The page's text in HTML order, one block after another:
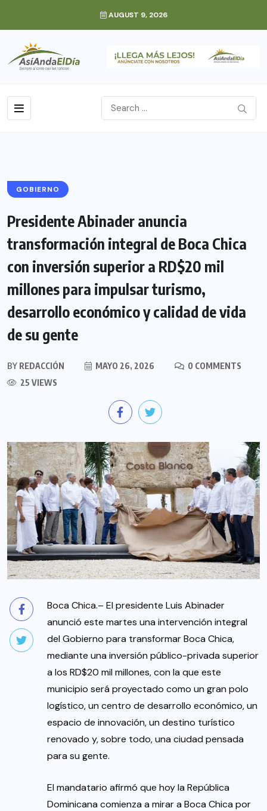
AUGUST 9, 2026
GOBIERNO
Presidente Abinader anuncia
transformación integral de Boca Chica
con inversión superior a RD$20 mil
millones para impulsar turismo,
desarrollo económico y calidad de vida
de su gente
BY REDACCIÓN MAYO 26, 2026
0 COMMENTS
25 VIEWS
Boca Chica.– El presidente Luis Abinader
anunció este martes una intervención integral
del Gobierno para transformar Boca Chica,
mediante una inversión público-privada superior
a los RD$20 mil millones, con la que este
municipio será proyectado como un gran polo
logístico, un centro de desarrollo económico, un
espacio de innovación, un destino turístico
renovado y, sobre todo, una ciudad pensada
para su gente.
El mandatario afirmó que hoy la República
Dominicana comienza a mirar a Boca Chica por